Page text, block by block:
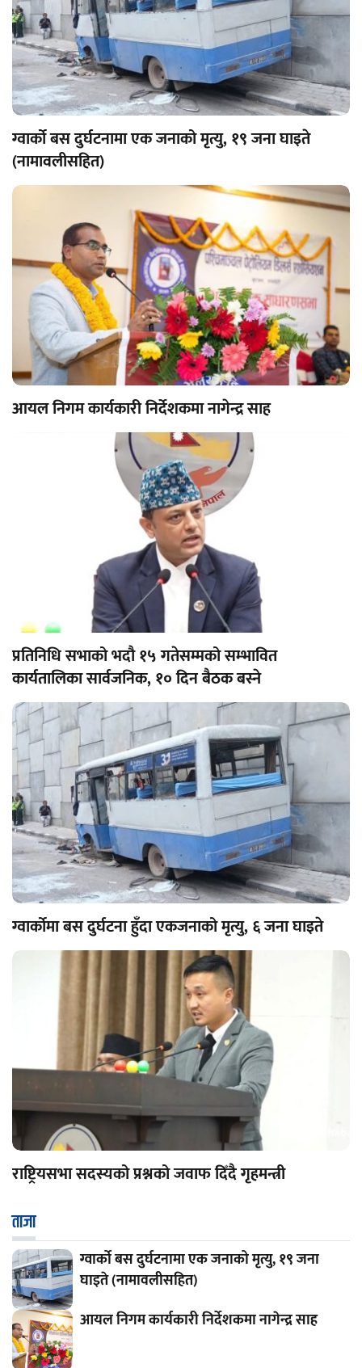
ग्वार्को बस दुर्घटनामा एक जनाको मृत्यु, १९ जना घाइते
(नामावलीसहित)
आयल निगम कार्यकारी निर्देशकमा नागेन्द्र साह
प्रतिनिधि सभाको भदौ १५ गतेसम्मको सम्भावित
कार्यतालिका सार्वजनिक, १० दिन बैठक बस्ने
ग्वार्कोमा बस दुर्घटना हुँदा एकजनाको मृत्यु, ६ जना घाइते
राष्ट्रियसभा सदस्यको प्रश्नको जवाफ दिँदै गृहमन्त्री
ताजा
ग्वार्को बस दुर्घटनामा एक जनाको मृत्यु, १९ जना
घाइते (नामावलीसहित)
आयल निगम कार्यकारी निर्देशकमा नागेन्द्र साह